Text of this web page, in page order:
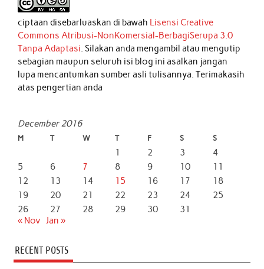
ciptaan disebarluaskan di bawah Lisensi Creative
Commons Atribusi-NonKomersial-BerbagiSerupa 3.0
Tanpa Adaptasi. Silakan anda mengambil atau mengutip
sebagian maupun seluruh isi blog ini asalkan jangan
lupa mencantumkan sumber asli tulisannya. Terimakasih
atas pengertian anda
December 2016
M T W T F S S
1 2 3
4
5
6 7 8 9 10
11
12
13 14 15 16 17
18
19
20 21 22 23 24
25
26
27 28 29 30
31
« Nov Jan »
RECENT POSTS